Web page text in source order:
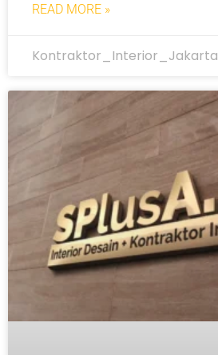
READ MORE »
Kontraktor_Interior_Jakarta